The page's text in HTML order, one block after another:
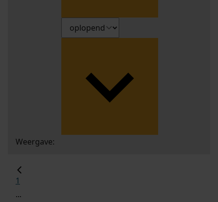
Weergave:
1
...